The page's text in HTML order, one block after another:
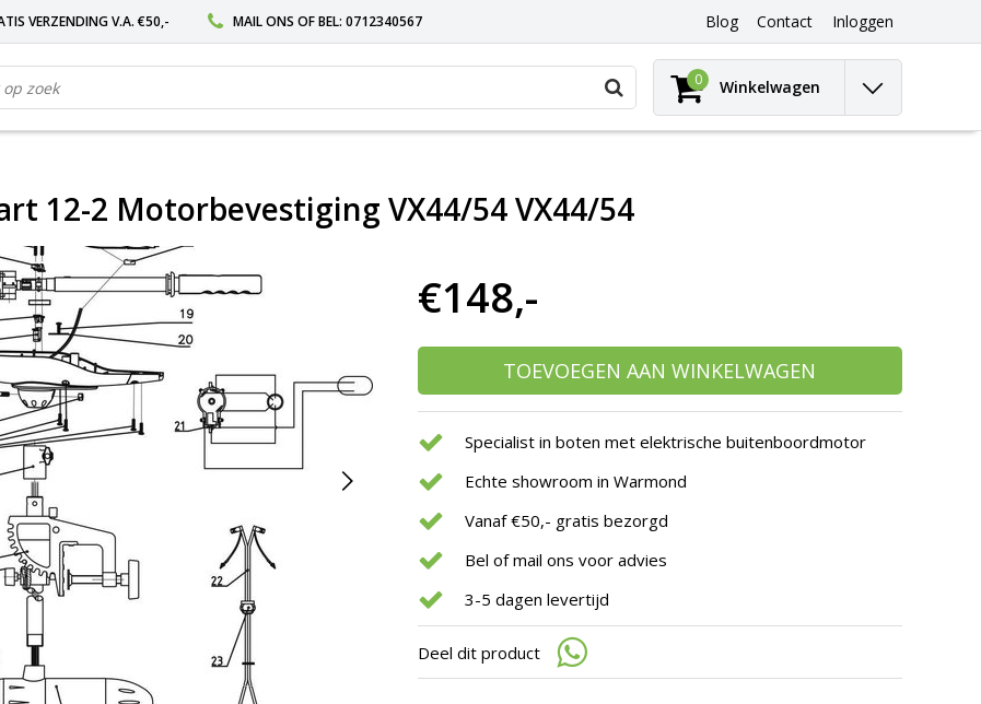
VERZENDING V.A. €50,- MAIL ONS OF BEL: 0712340567 Blog Contact Inloggen
Gebruik
pijltjes
op
op
Enter
naar
geselecteerde
zoekresultaat
te
gaan.
Als
u
touch-
0 Winkelwagen
12-2 Motorbevestiging VX44/54 VX44/54
€148,-
TOEVOEGEN AAN WINKELWAGEN
Specialist in boten met elektrische buitenboordmotor
Echte showroom in Warmond
Vanaf €50,- gratis bezorgd
Bel of mail ons voor advies
3-5 dagen levertijd
Deel dit product